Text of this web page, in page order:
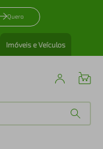
Quero
Imóveis e Veículos